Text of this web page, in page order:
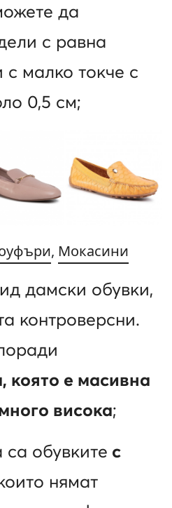
да
с равна
с малко токче с
0,5 см;
, Мокасини
дамски обувки,
контроверсни.
която е масивна
висока;
са обувките с
нямат